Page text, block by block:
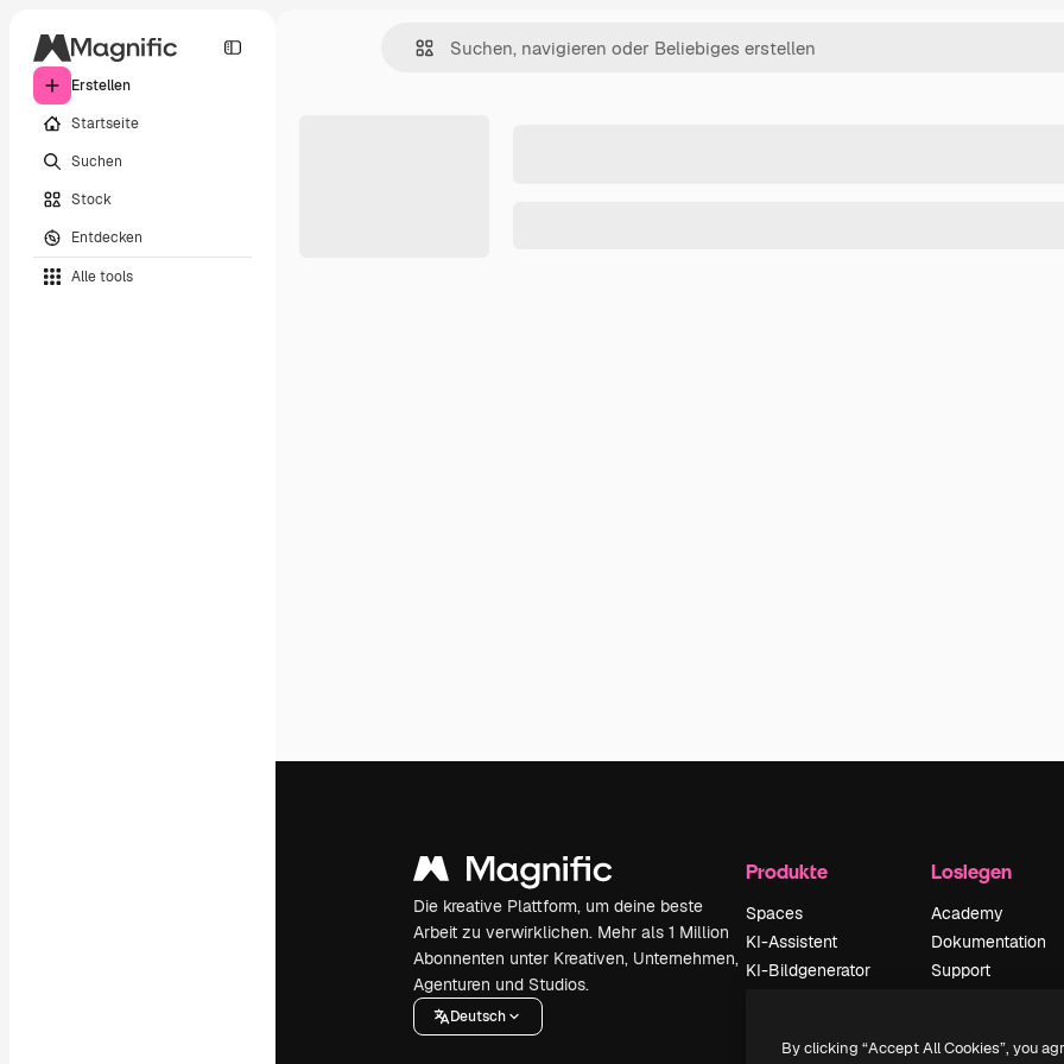
Erstellen
Startseite
Suchen
Stock
Entdecken
Alle tools
Die kreative Plattform, um deine beste
Arbeit zu verwirklichen. Mehr als 1 Million
Abonnenten unter Kreativen, Unternehmen,
Agenturen und Studios.
Deutsch
Produkte
Spaces
KI-Assistent
KI-Bildgenerator
Stimmengenerator
Loslegen
Academy
Dokumentation
Support
Originale Neu
By clicking “Accept All Cookies”, you